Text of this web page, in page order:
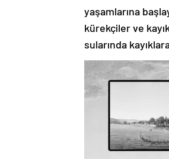
yaşamlarına
kürekçiler ve
sularında